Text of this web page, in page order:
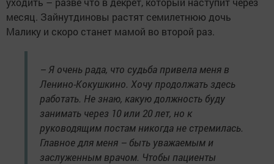
месяц. Зайнутдиновы растят семилетнюю дочь
Малику и скоро станет мамой во второй раз.
– Я очень рада, что судьба привела меня в
Ленино-Кокушкино. Хочу продолжать здесь
работать. Не знаю, какую должность буду
занимать через 10 или 20 лет, но к
руководящим постам никогда не стремилась.
Главное для меня – быть уважаемым и
заслуженным врачом. Чтобы пациенты